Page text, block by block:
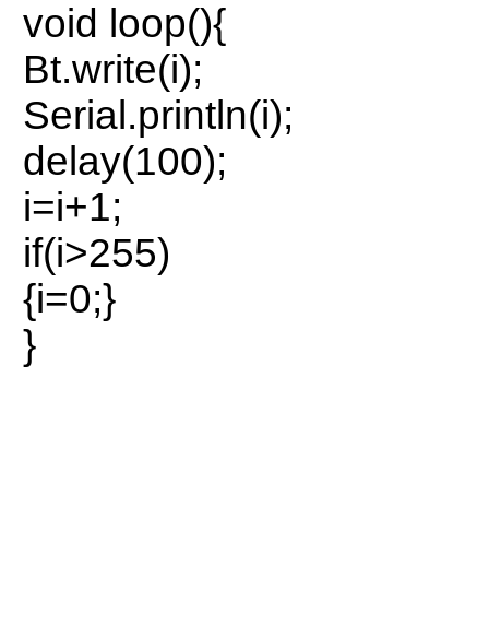
void loop(){
Bt.write(i);
Serial.println(i);
delay(100);
i=i+1;
if(i>255)
{i=0;}
}